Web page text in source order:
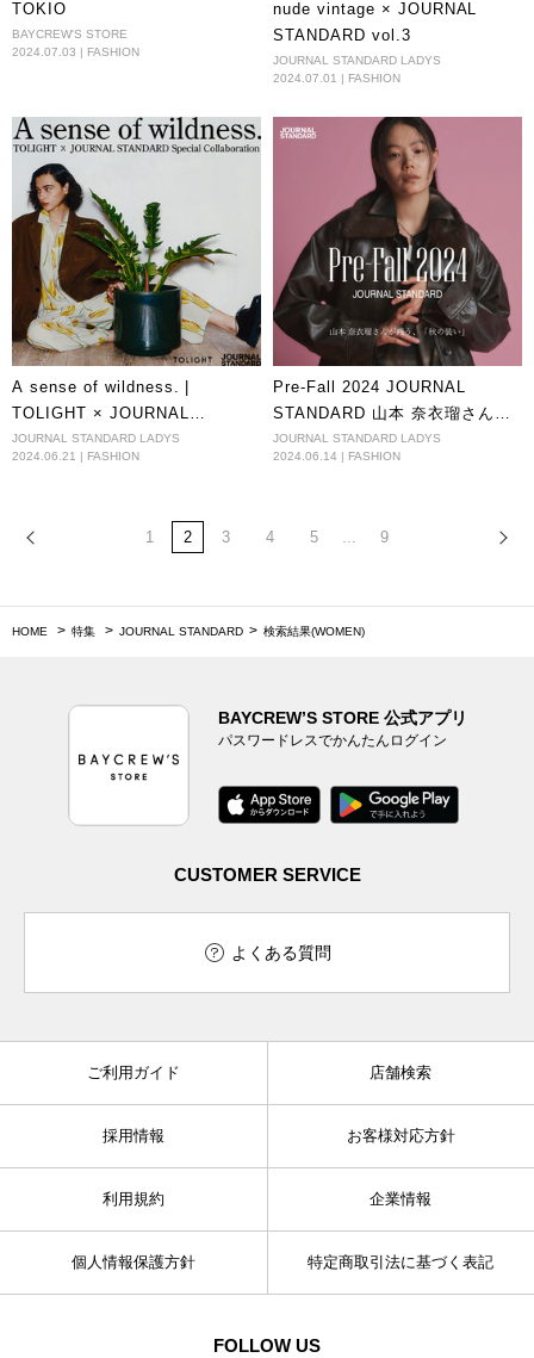
TOKIO
BAYCREW'S STORE
2024.07.03 | FASHION
nude vintage × JOURNAL
STANDARD vol.3
JOURNAL STANDARD LADYS
2024.07.01 | FASHION
A sense of wildness. |
TOLIGHT × JOURNAL
STANDARD Special
Collaboration
JOURNAL STANDARD LADYS
2024.06.21 | FASHION
Pre-Fall 2024 JOURNAL
STANDARD 山本 奈衣瑠さんが
纏う、「秋の装い」
JOURNAL STANDARD LADYS
2024.06.14 | FASHION
1 2 3 4 5 ... 9
HOME 特集 JOURNAL STANDARD 検索結果(WOMEN)
BAYCREW’S STORE 公式アプリ
パスワードレスでかんたんログイン
CUSTOMER SERVICE
よくある質問
ご利用ガイド 店舗検索
採用情報 お客様対応方針
利用規約 企業情報
個人情報保護方針 特定商取引法に基づく表記
FOLLOW US